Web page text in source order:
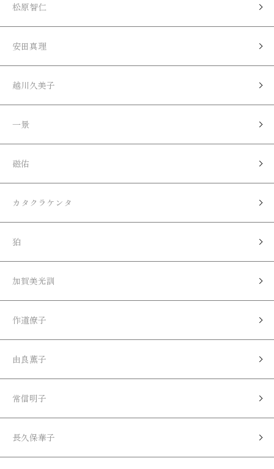
松原智仁
安田真理
越川久美子
一景
磁佑
カタクラケンタ
狛
加賀美光訓
作道僚子
由良薫子
常信明子
長久保華子